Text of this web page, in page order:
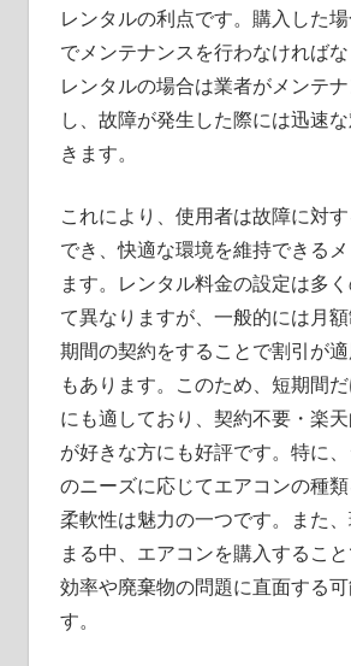
レンタルの利点です。購入した
でメンテナンスを行わなければな
レンタルの場合は業者がメンテ
し、故障が発生した際には迅速
きます。
これにより、使用者は故障に対
でき、快適な環境を維持できる
ます。レンタル料金の設定は多
て異なりますが、一般的には月
期間の契約をすることで割引が
もあります。このため、短期間
にも適しており、契約不要・楽
が好きな方にも好評です。特に
のニーズに応じてエアコンの種
柔軟性は魅力の一つです。また
まる中、エアコンを購入するこ
効率や廃棄物の問題に直面する
す。